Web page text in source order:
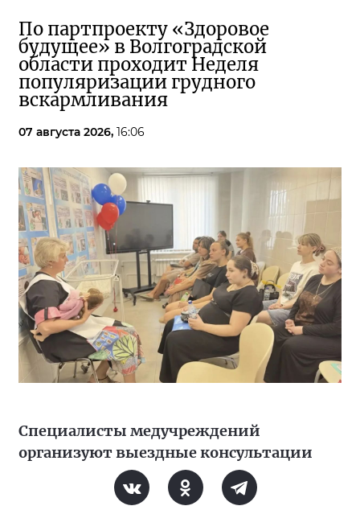
По партпроекту «Здоровое
будущее» в Волгоградской
области проходит Неделя
популяризации грудного
вскармливания
07 августа 2026, 16:06
Специалисты медучреждений
организуют выездные консультации